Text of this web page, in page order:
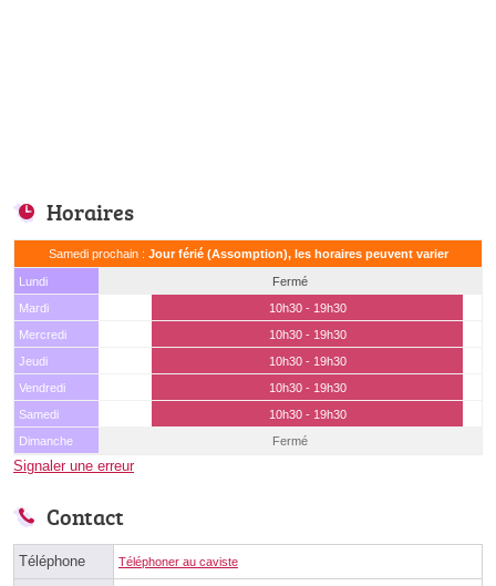
Horaires
Samedi prochain : Jour férié (Assomption), les horaires peuvent varier
Lundi
Fermé
Mardi
10h30 - 19h30
Mercredi
10h30 - 19h30
Jeudi
10h30 - 19h30
Vendredi
10h30 - 19h30
Samedi
10h30 - 19h30
Dimanche
Fermé
Signaler une erreur
Contact
Téléphone Téléphoner au caviste